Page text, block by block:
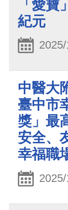
「愛
紀元
中醫大
臺中市
獎」最
安全、
幸福職